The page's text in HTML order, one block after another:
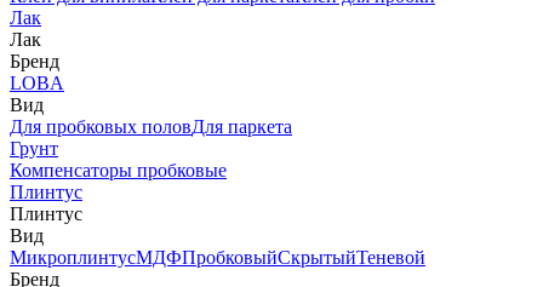
Лак
Лак
Бренд
LOBA
Вид
Для пробковых половДля паркета
Грунт
Компенсаторы пробковые
Плинтус
Плинтус
Вид
МикроплинтусМДФПробковыйСкрытыйТеневой
Бренд